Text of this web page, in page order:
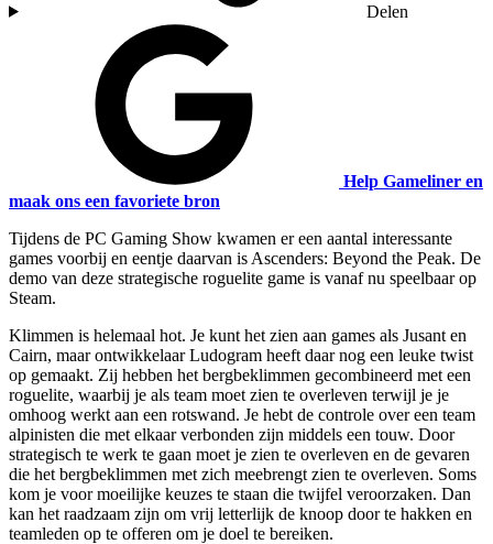
Delen
Help Gameliner en
maak ons een favoriete bron
Tijdens de PC Gaming Show kwamen er een aantal interessante
games voorbij en eentje daarvan is Ascenders: Beyond the Peak. De
demo van deze strategische roguelite game is vanaf nu speelbaar op
Steam.
Klimmen is helemaal hot. Je kunt het zien aan games als Jusant en
Cairn, maar ontwikkelaar Ludogram heeft daar nog een leuke twist
op gemaakt. Zij hebben het bergbeklimmen gecombineerd met een
roguelite, waarbij je als team moet zien te overleven terwijl je je
omhoog werkt aan een rotswand. Je hebt de controle over een team
alpinisten die met elkaar verbonden zijn middels een touw. Door
strategisch te werk te gaan moet je zien te overleven en de gevaren
die het bergbeklimmen met zich meebrengt zien te overleven. Soms
kom je voor moeilijke keuzes te staan die twijfel veroorzaken. Dan
kan het raadzaam zijn om vrij letterlijk de knoop door te hakken en
teamleden op te offeren om je doel te bereiken.